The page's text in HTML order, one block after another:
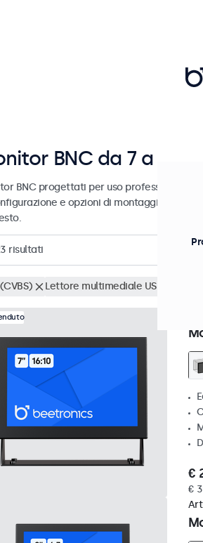
BNC da 7 a 32
BNC progettati per uso professionale e
e opzioni di montaggio
risultati
Lettore multimediale USB
€
€